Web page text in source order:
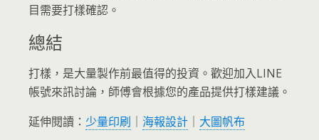
目需要打樣確認。
總結
打樣，是大量製作前最值得的投資。歡迎加入LINE
帳號來訊討論，師傅會根據您的產品提供打樣建議。
延伸閱讀： 少量印刷 海報設計 大圖帆布